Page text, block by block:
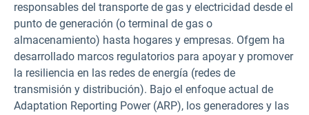
responsables del transporte de gas y electricidad desde el
punto de generación (o terminal de gas o
almacenamiento) hasta hogares y empresas. Ofgem ha
desarrollado marcos regulatorios para apoyar y promover
la resiliencia en las redes de energía (redes de
transmisión y distribución). Bajo el enfoque actual de
Adaptation Reporting Power (ARP), los generadores y las